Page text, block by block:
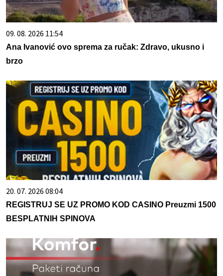
09. 08. 2026 11:54
Ana Ivanović ovo sprema za ručak: Zdravo, ukusno i
brzo
20. 07. 2026 08:04
REGISTRUJ SE UZ PROMO KOD CASINO Preuzmi 1500
BESPLATNIH SPINOVA